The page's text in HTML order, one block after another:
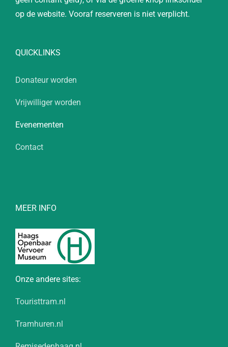
op de website. Vooraf reserveren is niet verplicht.
QUICKLINKS
Donateur worden
Vrijwilliger worden
Evenementen
Contact
MEER INFO
Onze andere sites:
Touristtram.nl
Tramhuren.nl